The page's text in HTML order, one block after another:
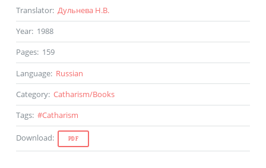
Translator: Дульнева Н.В.
Year: 1988
Pages: 159
Language: Russian
Category: Catharism/Books
Tags: #Catharism
Download: PDF